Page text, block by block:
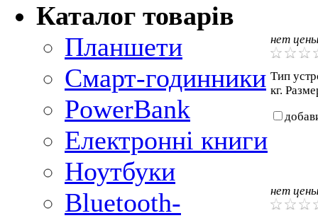
Каталог товарів
Планшети
Смарт-годинники
PowerBank
Електронні книги
Ноутбуки
Bluetooth-
нет
Тип
кг.
нет